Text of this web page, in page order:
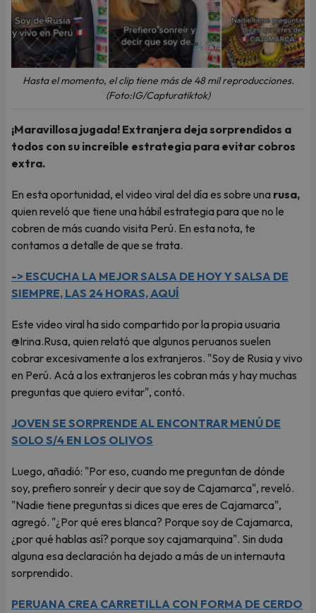
Hasta el momento, el clip tiene más de 48 mil reproducciones.
(Foto:IG/Capturatiktok)
¡Maravillosa jugada! Extranjera deja sorprendidos a
todos con su increíble estrategia para evitar cobros
extra.
En esta oportunidad, el video viral del día es sobre una rusa,
quien reveló que tiene una hábil estrategia para que no le
cobren de más cuando visita Perú. En esta nota, te
contamos a detalle de que se trata.
-> ESCUCHA LA MEJOR SALSA DE HOY Y SALSA DE
SIEMPRE, LAS 24 HORAS, AQUÍ
Este video viral ha sido compartido por la propia usuaria
@Irina.Rusa, quien relató que algunos peruanos suelen
cobrar excesivamente a los extranjeros. "Soy de Rusia y vivo
en Perú. Acá a los extranjeros les cobran más y hay muchas
preguntas que quiero evitar", contó.
JOVEN SE SORPRENDE AL ENCONTRAR MENÚ DE
SOLO S/4 EN LOS OLIVOS
Luego, añadió: "Por eso, cuando me preguntan de dónde
soy, prefiero sonreír y decir que soy de Cajamarca", reveló.
"Nadie tiene preguntas si dices que eres de Cajamarca",
agregó. "¿Por qué eres blanca? Porque soy de Cajamarca,
¿por qué hablas así? porque soy cajamarquina". Sin duda
alguna esa declaración ha dejado a más de un internauta
sorprendido.
PERUANA CREA CARRETILLA CON FORMA DE CERDO